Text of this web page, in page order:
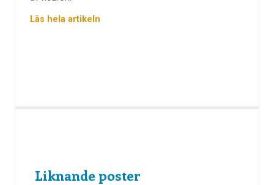
Läs hela artikeln
Liknande poster